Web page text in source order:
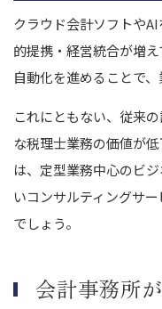
クラウド会計ソフトや
的提携・経営統合が増
自動化を進めることで
これにともない、従来
な税理士業務の価値が
は、定型業務中心のビ
いコンサルティングサ
でしょう。
会計事務所